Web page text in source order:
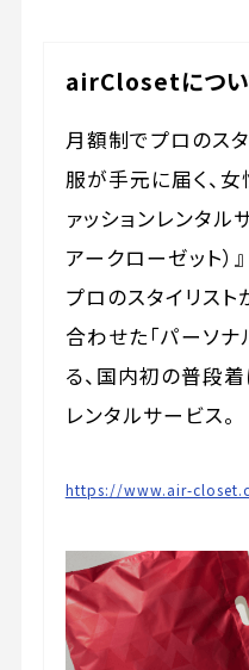
airClosetについ
月額制でプロのス
服が手元に届く、
ァッションレンタ
アークローゼット）』
プロのスタイリス
合わせた「パーソナ
る、国内初の普段
レンタルサービス。
https://www.air-